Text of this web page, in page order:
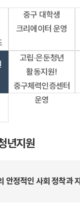
중구 대학생
크리에이터 운영
고립·은둔청년
활동지원!
중구체력인증센터
운영
년지원
안정적인 사회 정착과